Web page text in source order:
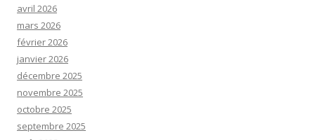
avril 2026
mars 2026
février 2026
janvier 2026
décembre 2025
novembre 2025
octobre 2025
septembre 2025